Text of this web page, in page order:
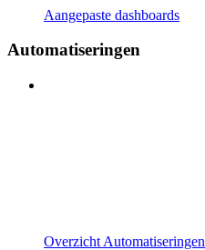
Aangepaste dashboards
Automatiseringen
Overzicht Automatiseringen